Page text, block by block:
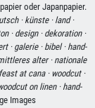
oder Japanpapier.
· künste · land ·
· design · dekoration ·
·galerie · bibel · hand-
alter ·nationale
at cana · woodcut ·
on linen ·hand-
Images